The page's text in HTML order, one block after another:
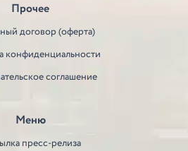
Прочее
договор (оферта)
конфиденциальности
соглашение
Меню
пресс-релиза